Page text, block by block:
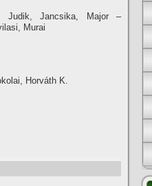
Judik, Jancsika, Major –
Murai
Horváth K.